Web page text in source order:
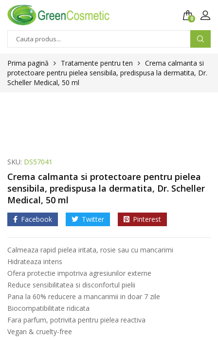
0
Prima pagină Tratamente pentru ten
Crema calmanta si
protectoare pentru pielea sensibila, predispusa la dermatita, Dr.
Scheller Medical, 50 ml
SKU: DS57041
Crema calmanta si protectoare pentru pielea
sensibila, predispusa la dermatita, Dr. Scheller
Medical, 50 ml
Facebook Twitter Pinterest
Calmeaza rapid pielea iritata, rosie sau cu mancarimi
Hidrateaza intens
Ofera protectie impotriva agresiunilor externe
Reduce sensibilitatea si disconfortul pielii
Pana la 60% reducere a mancarimii in doar 7 zile
Biocompatibilitate ridicata
Fara parfum, potrivita pentru pielea reactiva
Vegan & cruelty-free